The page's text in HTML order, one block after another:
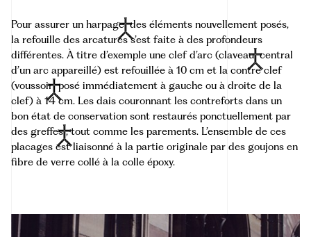
Pour assurer un harpage des éléments nouvellement posés,
la refouille des arcatures s’est faite à des profondeurs
différentes. À titre d’exemple une clef d’arc (claveau central
d’un arc appareillé) est refouillée à 10 cm et la contre clef
(voussoir posé immédiatement à gauche ou à droite de la
clef) à 14 cm. Les dais couronnant les contreforts dans un
bon état de conservation sont restaurés ponctuellement par
des greffes , tout comme les parements. L’ensemble de ces
placages est liaisonné à la partie originale par des goujons en
fibre de verre collé à la colle époxy.